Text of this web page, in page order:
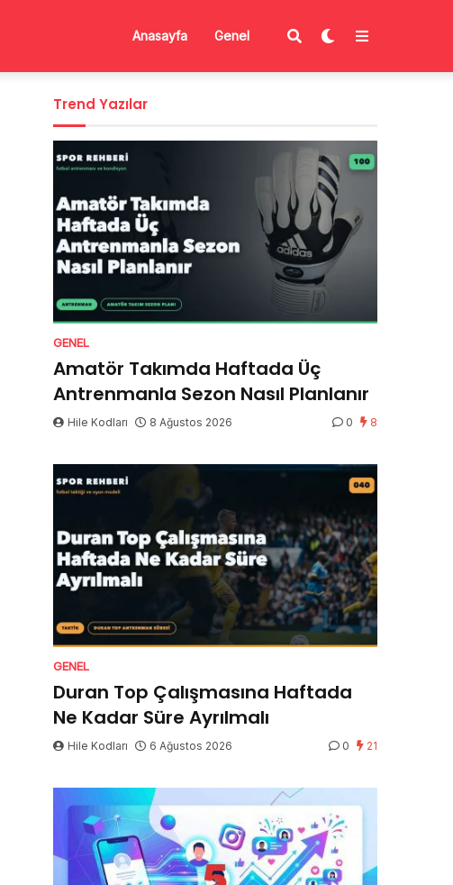
Anasayfa Genel
Trend Yazılar
GENEL
Amatör Takımda Haftada Üç
Antrenmanla Sezon Nasıl Planlanır
Hile Kodları 8 Ağustos 2026 0 8
GENEL
Duran Top Çalışmasına Haftada
Ne Kadar Süre Ayrılmalı
Hile Kodları 6 Ağustos 2026 0 21